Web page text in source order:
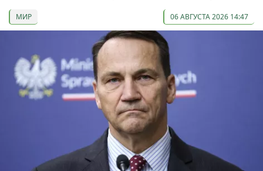
МИР 06 АВГУСТА 2026 14:47